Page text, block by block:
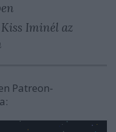
Kiss Iminél az
Patreon-